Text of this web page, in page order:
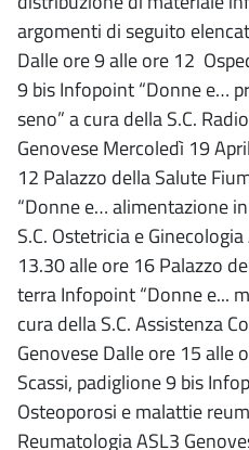
argomenti di seguito
Dalle ore 9 alle ore 12
9 bis Infopoint “Donne e…
seno” a cura della S.C.
Genovese Mercoledì 19
12 Palazzo della Salute
“Donne e… alimentazione
S.C. Ostetricia e
13.30 alle ore 16 Palazzo
terra Infopoint “Donne e...
cura della S.C. Assistenza
Genovese Dalle ore 15 alle
Scassi, padiglione 9 bis
Osteoporosi e malattie
Reumatologia ASL3